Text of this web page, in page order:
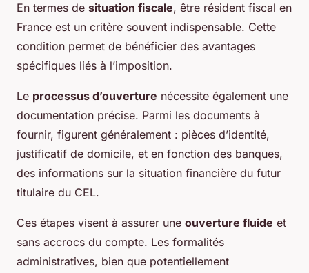
En termes de situation fiscale, être résident fiscal en
France est un critère souvent indispensable. Cette
condition permet de bénéficier des avantages
spécifiques liés à l’imposition.
Le processus d’ouverture nécessite également une
documentation précise. Parmi les documents à
fournir, figurent généralement : pièces d’identité,
justificatif de domicile, et en fonction des banques,
des informations sur la situation financière du futur
titulaire du CEL.
Ces étapes visent à assurer une ouverture fluide et
sans accrocs du compte. Les formalités
administratives, bien que potentiellement